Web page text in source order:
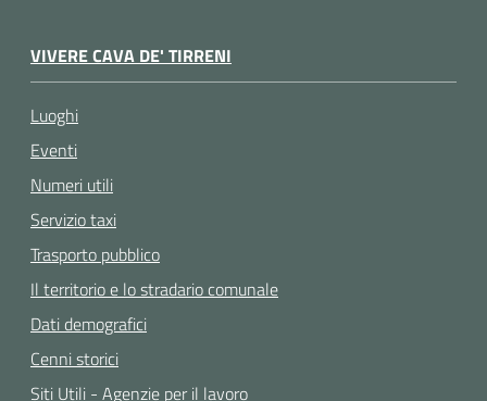
VIVERE CAVA DE' TIRRENI
Luoghi
Eventi
Numeri utili
Servizio taxi
Trasporto pubblico
Il territorio e lo stradario comunale
Dati demografici
Cenni storici
Siti Utili - Agenzie per il lavoro